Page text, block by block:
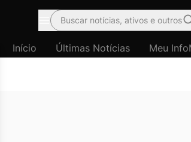
Menu
Buscar notícias, ativos e outros
Início Últimas Notícias Meu